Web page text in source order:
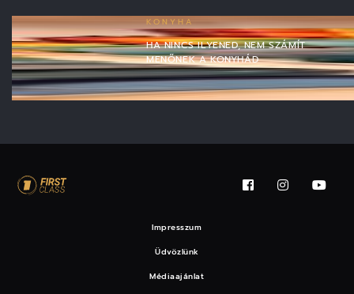
KONYHA
HA NINCS ILYENED, NEM SZÁMÍT
MENŐNEK A KONYHÁD
Impresszum
Üdvözlünk
Médiaajánlat